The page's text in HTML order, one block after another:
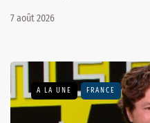
7 août 2026
A LA UNE FRANCE